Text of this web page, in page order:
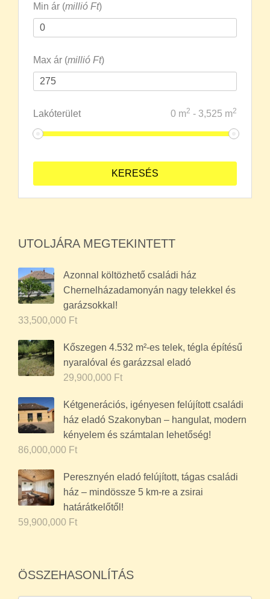
Min ár (millió Ft)
Max ár (millió Ft)
Lakóterület 0 m2 - 3,525 m2
UTOLJÁRA MEGTEKINTETT
Azonnal költözhető családi ház
Chernelházadamonyán nagy telekkel és
garázsokkal!
33,500,000 Ft
Kőszegen 4.532 m²-es telek, tégla építésű
nyaralóval és garázzsal eladó
29,900,000 Ft
Kétgenerációs, igényesen felújított családi
ház eladó Szakonyban – hangulat, modern
kényelem és számtalan lehetőség!
86,000,000 Ft
Peresznyén eladó felújított, tágas családi
ház – mindössze 5 km-re a zsirai
határátkelőtől!
59,900,000 Ft
ÖSSZEHASONLÍTÁS